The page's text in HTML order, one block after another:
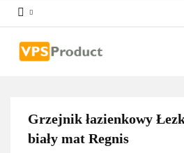
Grzejnik łazienkowy
biały mat Regnis